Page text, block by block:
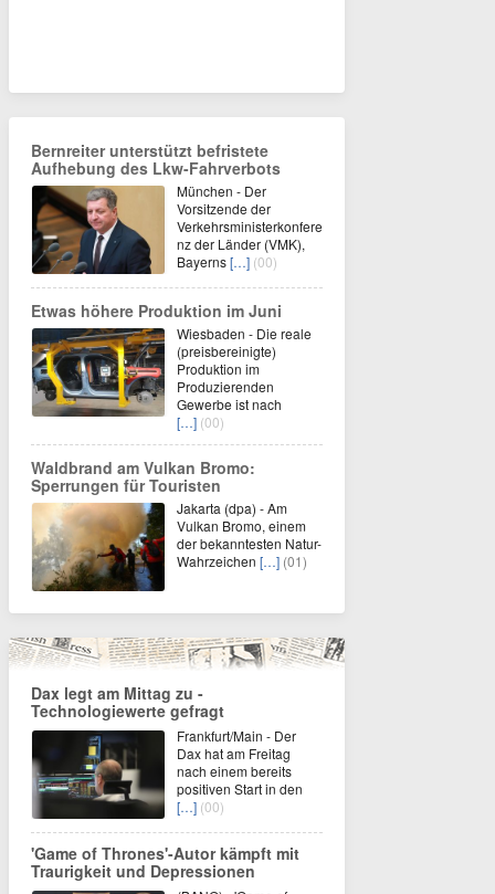
Bernreiter unterstützt befristete
Aufhebung des Lkw-Fahrverbots
München - Der
Vorsitzende der
Verkehrsministerkonfere
nz der Länder (VMK),
Bayerns[…] (00)
Etwas höhere Produktion im Juni
Wiesbaden - Die reale
(preisbereinigte)
Produktion im
Produzierenden
Gewerbe ist nach
[…] (00)
Waldbrand am Vulkan Bromo:
Sperrungen für Touristen
Jakarta (dpa) - Am
Vulkan Bromo, einem
der bekanntesten Natur-
Wahrzeichen […] (01)
Dax legt am Mittag zu -
Technologiewerte gefragt
Frankfurt/Main - Der
Dax hat am Freitag
nach einem bereits
positiven Start in den
[…] (00)
'Game of Thrones'-Autor kämpft mit
Traurigkeit und Depressionen